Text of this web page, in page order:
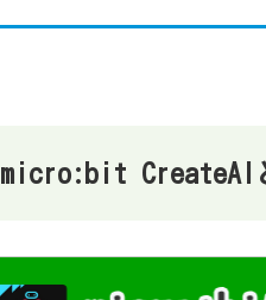
micro:bit CreateAI